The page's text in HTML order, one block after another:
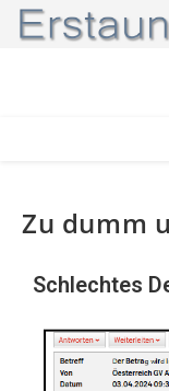
Zu dumm
Schlechtes